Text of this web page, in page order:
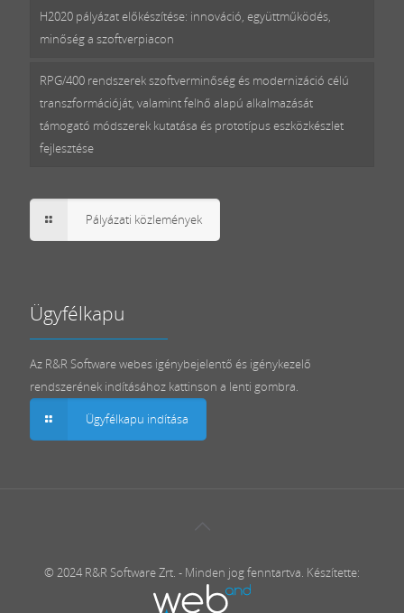
H2020 pályázat előkészítése: innováció, együttműködés,
minőség a szoftverpiacon
RPG/400 rendszerek szoftverminőség és modernizáció célú
transzformációját, valamint felhő alapú alkalmazását
támogató módszerek kutatása és prototípus eszközkészlet
fejlesztése
Pályázati közlemények
Ügyfélkapu
Az R&R Software webes igénybejelentő és igénykezelő
rendszerének indításához kattinson a lenti gombra.
Ügyfélkapu indítása
© 2024 R&R Software Zrt. - Minden jog fenntartva. Készítette: